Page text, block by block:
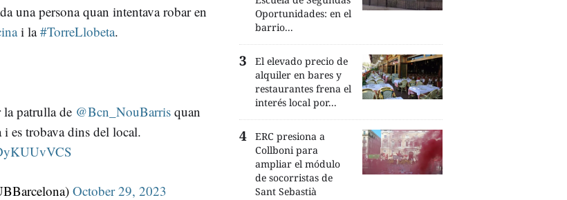
una persona quan intentava robar en
i la#TorreLlobeta.
patrulla de @Bcn_NouBarrisquan
i es trobava dins del local.
October 29, 2023
Oportunidades: en el
barrio...
El elevado precio de
alquiler en bares y
restaurantes frena el
interés local por...
ERC presiona a
Collboni para
ampliar el módulo
de socorristas de
Sant Sebastià